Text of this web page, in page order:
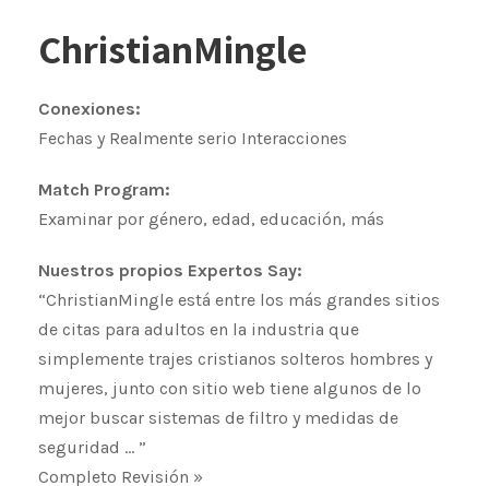
ChristianMingle
Conexiones:
Fechas y Realmente serio Interacciones
Match Program:
Examinar por género, edad, educación, más
Nuestros propios Expertos Say:
“ChristianMingle está entre los más grandes sitios
de citas para adultos en la industria que
simplemente trajes cristianos solteros hombres y
mujeres, junto con sitio web tiene algunos de lo
mejor buscar sistemas de filtro y medidas de
seguridad … ”
Completo Revisión »